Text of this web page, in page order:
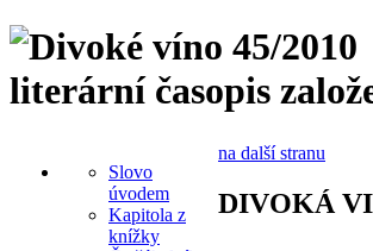
literární časopis
Slovo
úvodem
Kapitola z
knížky
na další stranu
DIVOKÁ